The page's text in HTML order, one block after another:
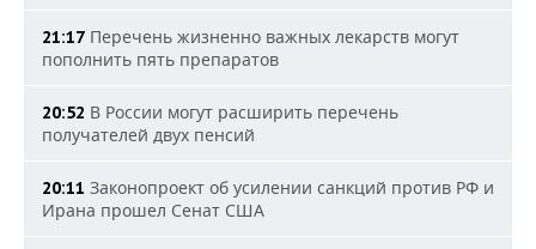
21:17 Перечень жизненно важных лекарств могут
пополнить пять препаратов
20:52 В России могут расширить перечень
получателей двух пенсий
20:11 Законопроект об усилении санкций против РФ и
Ирана прошел Сенат США